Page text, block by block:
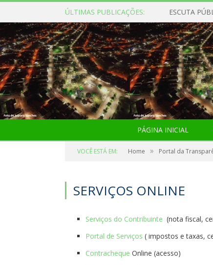
ÚLTIMAS PUBLICAÇÕES: ESCUTA
PÁGINA INICIAL
VOCÊ ESTÁ EM: Home » Portal da
SERVIÇOS ONLINE
Serviços do Contribuinte (nota fiscal,
Portal de Serviços ( impostos e taxas,
Contracheque Online (acesso)